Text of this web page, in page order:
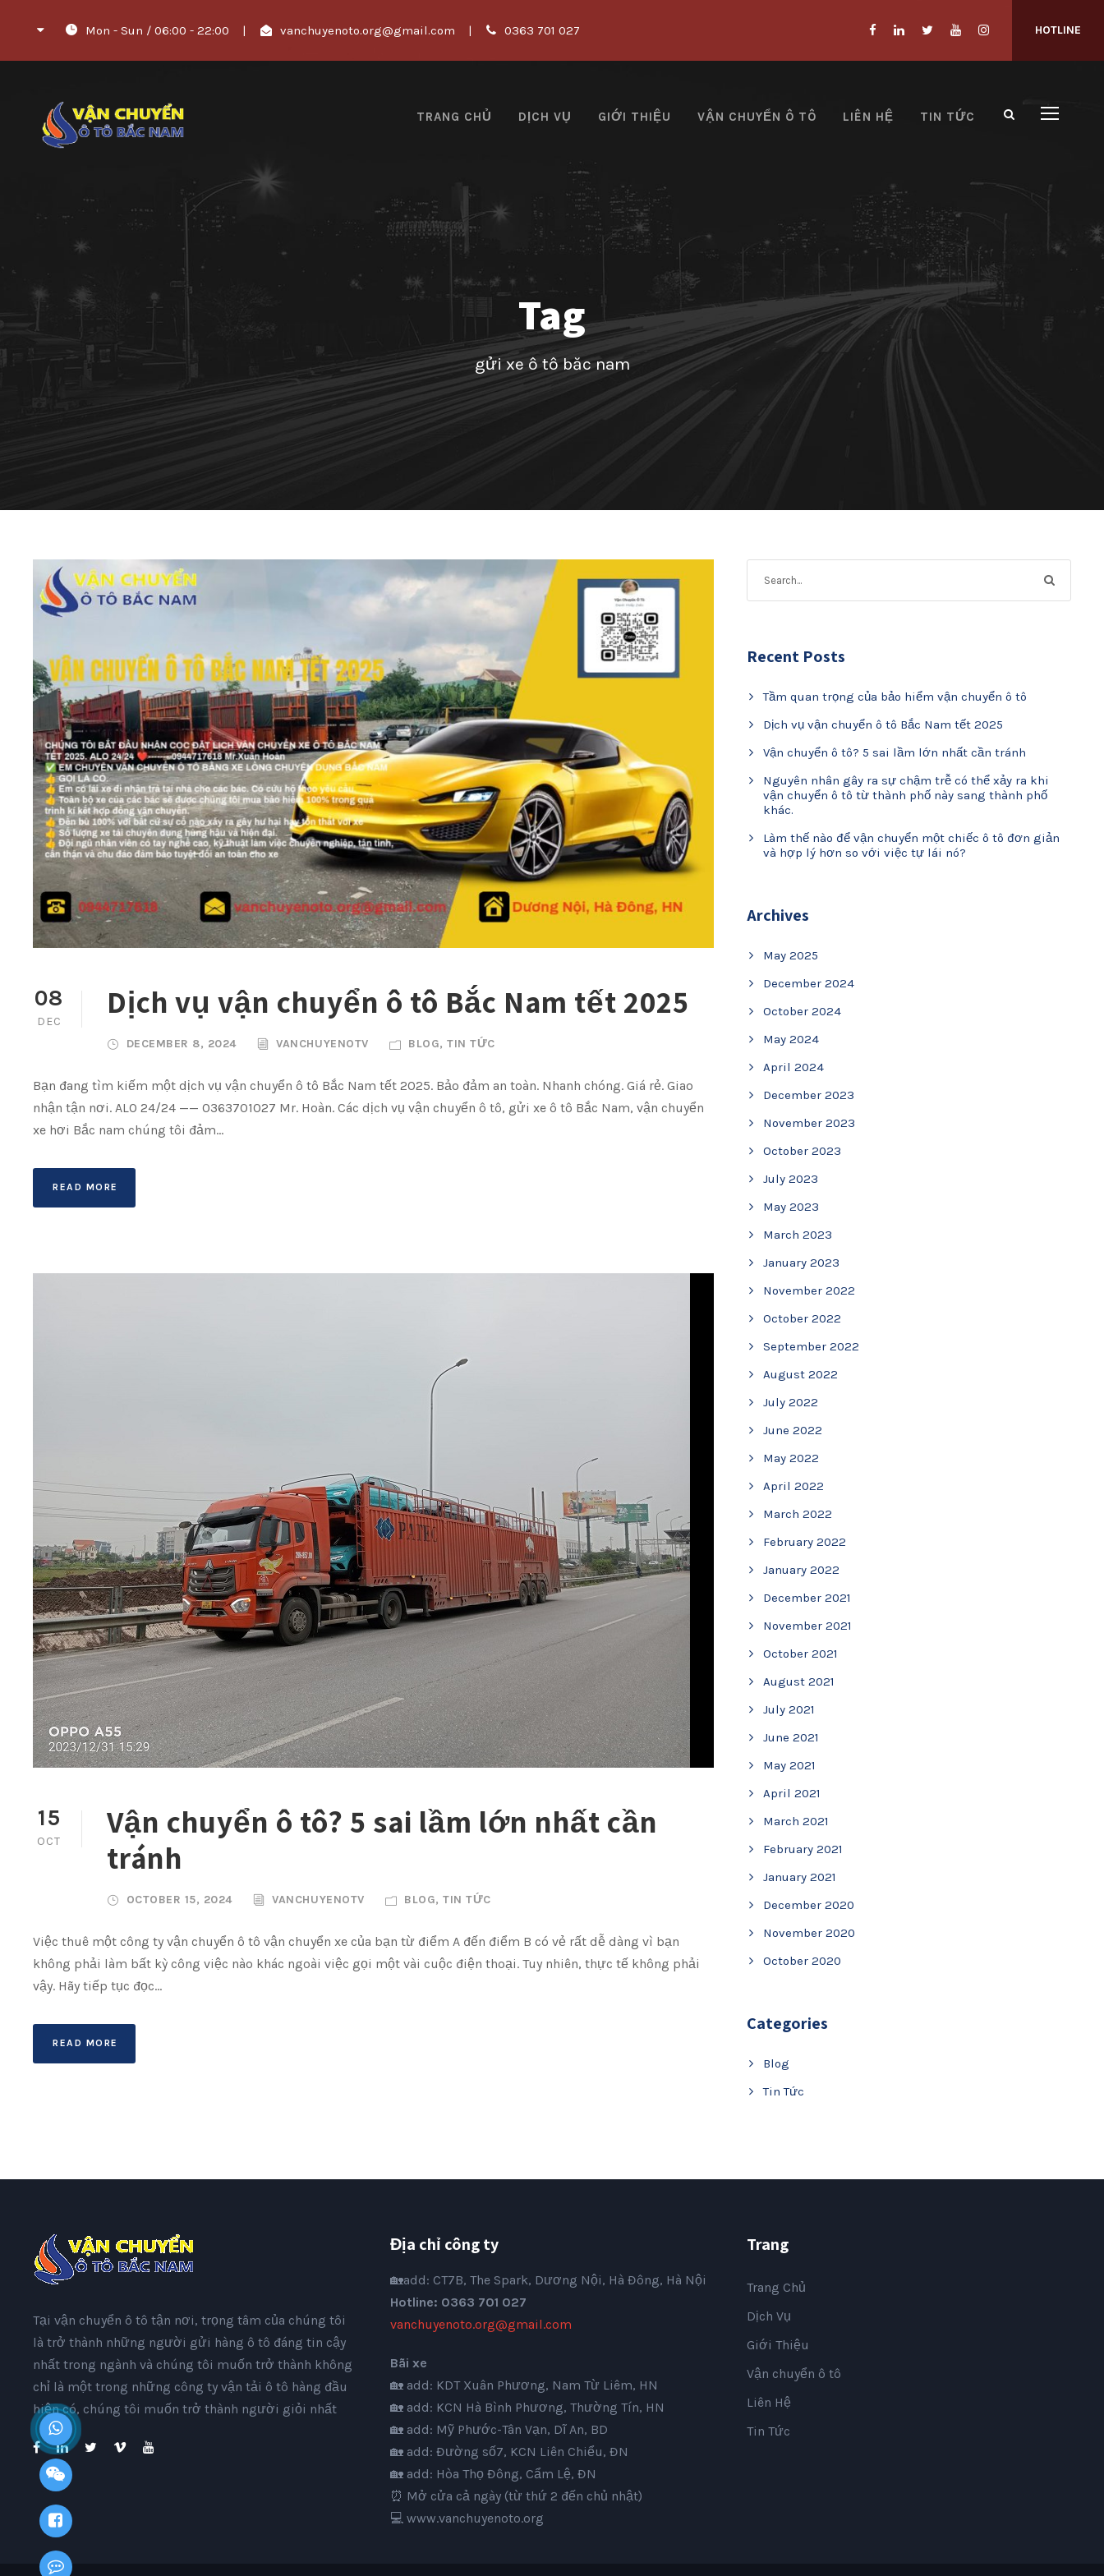
Mon - Sun / 06:00 - 22:00 | vanchuyenoto.org@gmail.com | 0363 701 027 HOTLINE
TRANG CHỦ DỊCH VỤ GIỚI THIỆU VẬN CHUYỂN Ô TÔ LIÊN HỆ TIN TỨC
Tag
gửi xe ô tô băc nam
08
DEC Dịch vụ vận chuyển ô tô Bắc Nam tết 2025
DECEMBER 8, 2024 VANCHUYENOTV BLOG, TIN TỨC
Bạn đang tìm kiếm một dịch vụ vận chuyển ô tô Bắc Nam tết 2025. Bảo đảm an toàn. Nhanh chóng. Giá rẻ. Giao
nhận tận nơi. ALO 24/24 —— 0363701027 Mr. Hoàn. Các dịch vụ vận chuyển ô tô, gửi xe ô tô Bắc Nam, vận chuyển
xe hơi Bắc nam chúng tôi đảm...
READ MORE
15
OCT
Vận chuyển ô tô? 5 sai lầm lớn nhất cần
tránh
OCTOBER 15, 2024 VANCHUYENOTV BLOG, TIN TỨC
Việc thuê một công ty vận chuyển ô tô vận chuyển xe của bạn từ điểm A đến điểm B có vẻ rất dễ dàng vì bạn
không phải làm bất kỳ công việc nào khác ngoài việc gọi một vài cuộc điện thoại. Tuy nhiên, thực tế không phải
vậy. Hãy tiếp tục đọc...
READ MORE
Recent Posts
Tầm quan trọng của bảo hiểm vận chuyển ô tô
Dịch vụ vận chuyển ô tô Bắc Nam tết 2025
Vận chuyển ô tô? 5 sai lầm lớn nhất cần tránh
Nguyên nhân gây ra sự chậm trễ có thể xảy ra khi
vận chuyển ô tô từ thành phố này sang thành phố
khác.
Làm thế nào để vận chuyển một chiếc ô tô đơn giản
và hợp lý hơn so với việc tự lái nó?
Archives
May 2025
December 2024
October 2024
May 2024
April 2024
December 2023
November 2023
October 2023
July 2023
May 2023
March 2023
January 2023
November 2022
October 2022
September 2022
August 2022
July 2022
June 2022
May 2022
April 2022
March 2022
February 2022
January 2022
December 2021
November 2021
October 2021
August 2021
July 2021
June 2021
May 2021
April 2021
March 2021
February 2021
January 2021
December 2020
November 2020
October 2020
Categories
Blog
Tin Tức
Tại vận chuyển ô tô tận nơi, trọng tâm của chúng tôi
là trở thành những người gửi hàng ô tô đáng tin cậy
nhất trong ngành và chúng tôi muốn trở thành không
chỉ là một trong những công ty vận tải ô tô hàng đầu
hiện có, chúng tôi muốn trở thành người giỏi nhất
Địa chỉ công ty
🏡add: CT7B, The Spark, Dương Nội, Hà Đông, Hà Nội
Hotline: 0363 701 027
vanchuyenoto.org@gmail.com
Bãi xe
🏡 add: KDT Xuân Phương, Nam Từ Liêm, HN
🏡 add: KCN Hà Bình Phương, Thường Tín, HN
🏡 add: Mỹ Phước-Tân Vạn, Dĩ An, BD
🏡 add: Đường số7, KCN Liên Chiểu, ĐN
🏡 add: Hòa Thọ Đông, Cẩm Lệ, ĐN
⏰ Mở cửa cả ngày (từ thứ 2 đến chủ nhật)
💻 www.vanchuyenoto.org
Trang
Trang Chủ
Dịch Vụ
Giới Thiệu
Vận chuyển ô tô
Liên Hệ
Tin Tức